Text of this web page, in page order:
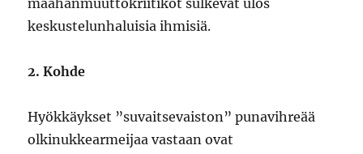
maahanmuuttokriitikot sulkevat ulos
keskustelunhaluisia ihmisiä.
2. Kohde
Hyökkäykset ”suvaitsevaiston” punavihreää
olkinukkearmeijaa vastaan ovat